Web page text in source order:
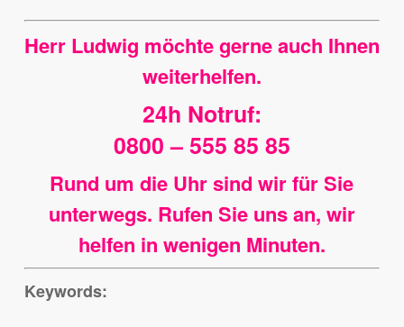
Herr Ludwig möchte gerne auch Ihnen
weiterhelfen.
24h Notruf:
0800 – 555 85 85
Rund um die Uhr sind wir für Sie
unterwegs. Rufen Sie uns an, wir
helfen in wenigen Minuten.
Keywords: